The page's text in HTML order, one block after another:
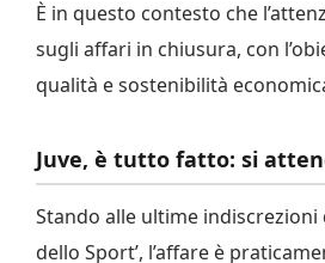
È in questo contesto che
sugli affari in chiusura, con
qualità e sostenibilità
Juve, è tutto fatto: si
Stando alle ultime indiscrezioni
dello Sport’, l’affare è